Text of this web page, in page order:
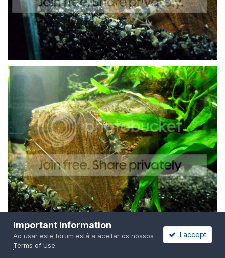
Important Information
Ao usar este fórum está a aceitar os nossos
Terms of Use.
I accept